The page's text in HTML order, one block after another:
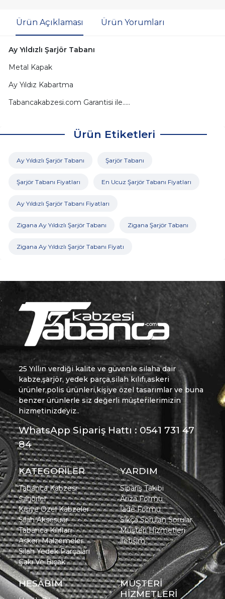
Ürün Açıklaması Ürün Yorumları
Ay Yıldızlı Şarjör Tabanı
Metal Kapak
Ay Yıldız Kabartma
Tabancakabzesi.com Garantisi ile.....
Ürün Etiketleri
Ay Yıldızlı Şarjör Tabanı Şarjör Tabanı
Şarjör Tabanı Fiyatları En Ucuz Şarjör Tabanı Fiyatları
Ay Yıldızlı Şarjör Tabanı Fiyatları
Zigana Ay Yıldızlı Şarjör Tabanı Zigana Şarjör Tabanı
Zigana Ay Yıldızlı Şarjör Tabanı Fiyatı
25 Yıllın verdiği kalite ve güvenle silaha dair
kabze,şarjör, yedek parça,silah kılıfı,askeri
ürünler,polis ürünleri,kişiye özel tasarımlar ve buna
benzer ürünlerle siz değerli müşterilerimizin
hizmetinizdeyiz..
WhatsApp Sipariş Hattı : 0541 731 47
84
KATEGORİLER
Tabanca Kabzesi
Şarjörler
Kişiye Özel Kabzeler
Silah Aksesuar
Tabanca Kılıfları
Askeri Malzemeler
Silah Yedek Parçaları
Çakı Ve Bıçak
YARDIM
Sipariş Takibi
Arıza Formu
İade Formu
Sıkça Sorulan Sorular
Müşteri Hizmetleri
İletişim
HESABIM
MÜŞTERİ
HİZMETLERİ